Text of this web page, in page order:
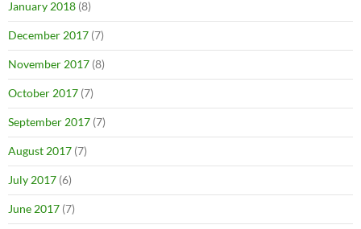
January 2018 (8)
December 2017 (7)
November 2017 (8)
October 2017 (7)
September 2017 (7)
August 2017 (7)
July 2017 (6)
June 2017 (7)